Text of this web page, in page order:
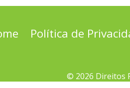
Política de
© 2026 Direitos